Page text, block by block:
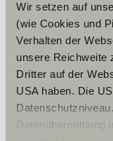
Wir setzen auf
(wie Cookies und
Verhalten der
unsere Reichweite
Dritter auf der
USA haben. Die
Datenübermittlung